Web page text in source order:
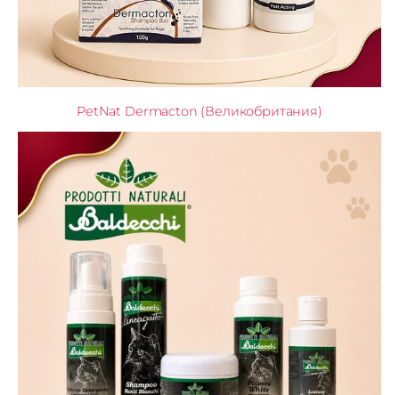
PetNat Dermacton (Великобритания)